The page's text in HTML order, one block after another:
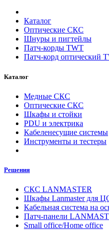
Каталог
Оптические СКС
Шнуры и пигтейлы
Патч-корды TWT
Патч-корд оптический
Каталог
Медные СКС
Оптические СКС
Шкафы и стойки
PDU и электрика
Кабеленесущие системы
Инструменты и тестеры
Решения
СКС LANMASTER
Шкафы Lanmaster для
Кабельная система на
Патч-панели
Small office/Home office